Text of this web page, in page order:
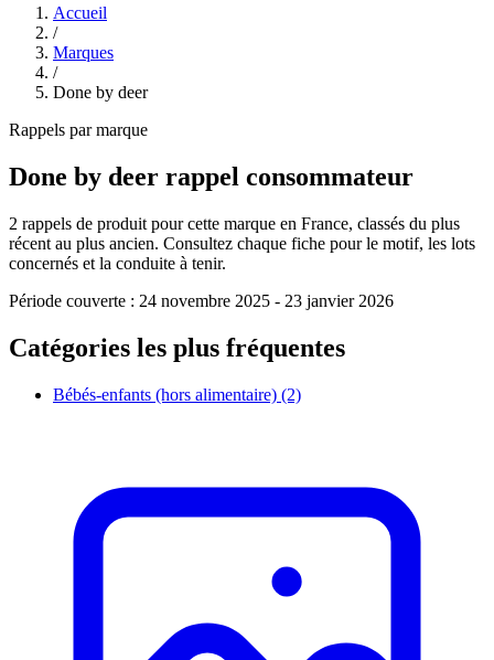
Accueil
/
Marques
/
Done by deer
Rappels par marque
Done by deer rappel consommateur
2 rappels de produit pour cette marque en France, classés du plus
récent au plus ancien. Consultez chaque fiche pour le motif, les lots
concernés et la conduite à tenir.
Période couverte : 24 novembre 2025 - 23 janvier 2026
Catégories les plus fréquentes
Bébés-enfants (hors alimentaire) (2)